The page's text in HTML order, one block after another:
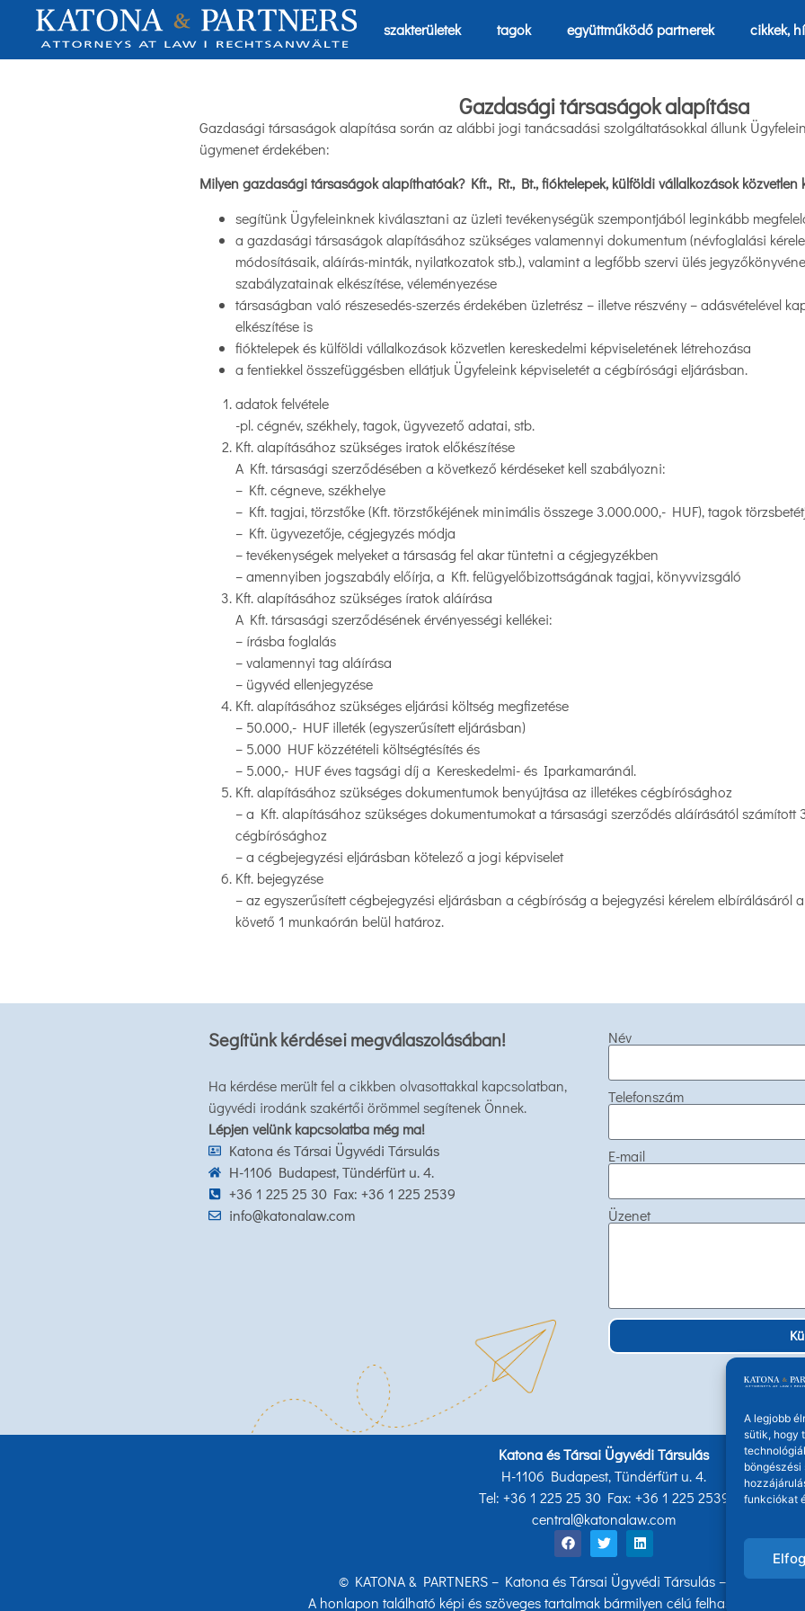
A legjobb
sütik, hogy
funkciókat
szakterületek tagok együttműködő partnerek cikkek,
Gazdasági társaságok alapítása
Gazdasági társaságok alapítása során az alábbi jogi tanácsadási szolgáltatásokkal állunk
ügymenet érdekében:
Milyen gazdasági társaságok alapíthatóak? Kft., Rt., Bt., fióktelepek, külföldi vállalkozások közvetlen
segítünk Ügyfeleinknek kiválasztani az üzleti tevékenységük szempontjából leginkább
a gazdasági társaságok alapításához szükséges valamennyi dokumentum (névfoglalási
módosításaik, aláírás-minták, nyilatkozatok stb.), valamint a legfőbb szervi ülés
szabályzatainak elkészítése, véleményezése
társaságban való részesedés-szerzés érdekében üzletrész – illetve részvény – adásvételével
elkészítése is
fióktelepek és külföldi vállalkozások közvetlen kereskedelmi képviseletének létrehozása
a fentiekkel összefüggésben ellátjuk Ügyfeleink képviseletét a cégbírósági eljárásban.
adatok felvétele
-pl. cégnév, székhely, tagok, ügyvezető adatai, stb.
Kft. alapításához szükséges iratok előkészítése
A Kft. társasági szerződésében a következő kérdéseket kell szabályozni:
– Kft. cégneve, székhelye
– Kft. tagjai, törzstőke (Kft. törzstőkéjének minimális összege 3.000.000,- HUF), tagok
– Kft. ügyvezetője, cégjegyzés módja
– tevékenységek melyeket a társaság fel akar tüntetni a cégjegyzékben
– amennyiben jogszabály előírja, a Kft. felügyelőbizottságának tagjai, könyvvizsgáló
Kft. alapításához szükséges íratok aláírása
A Kft. társasági szerződésének érvényességi kellékei:
– írásba foglalás
– valamennyi tag aláírása
– ügyvéd ellenjegyzése
Kft. alapításához szükséges eljárási költség megfizetése
– 50.000,- HUF illeték (egyszerűsített eljárásban)
– 5.000 HUF közzétételi költségtésítés és
– 5.000,- HUF éves tagsági díj a Kereskedelmi- és Iparkamaránál.
Kft. alapításához szükséges dokumentumok benyújtása az illetékes cégbírósághoz
– a Kft. alapításához szükséges dokumentumokat a társasági szerződés aláírásától
cégbírósághoz
– a cégbejegyzési eljárásban kötelező a jogi képviselet
Kft. bejegyzése
– az egyszerűsített cégbejegyzési eljárásban a cégbíróság a bejegyzési kérelem elbírálásáról
követő 1 munkaórán belül határoz.
Segítünk kérdései megválaszolásában!
Ha kérdése merült fel a cikkben olvasottakkal kapcsolatban,
ügyvédi irodánk szakértői örömmel segítenek Önnek.
Lépjen velünk kapcsolatba még ma!
Katona és Társai Ügyvédi Társulás
H-1106 Budapest, Tündérfürt u. 4.
+36 1 225 25 30 Fax: +36 1 225 2539
info@katonalaw.com
Név
Telefonszám
E-mail
Üzenet
Katona és Társai Ügyvédi Társulás
H-1106 Budapest, Tündérfürt u. 4.
Tel: +36 1 225 25 30 Fax: +36 1 225 2539
central@katonalaw.com
© KATONA & PARTNERS – Katona és Társai Ügyvédi Társulás – Minden
A honlapon található képi és szöveges tartalmak bármilyen célú felhasználása